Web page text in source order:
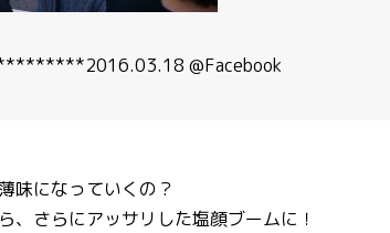
@Facebook
味になっていくの？
、さらにアッサリした塩顔ブームに！